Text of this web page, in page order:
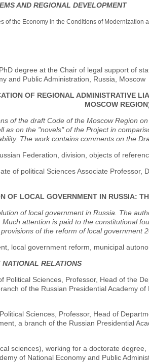
AND REGIONAL DEVELOPMENT
of the Economy in the Conditions of Modernization
degree at the Chair of legal support of
and Public Administration, Russia, Moscow
OF REGIONAL ADMINISTRATIVE
MOSCOW
of the draft Code of the Moscow Region
as on the "novels" of the Project in
The work contains comments on the
Federation, division, objects of
of political Sciences Associate Professor,
OF LOCAL GOVERNMENT IN RUSSIA:
of local government in Russia. The
attention is paid to the constitutional
of the reform of local government
local government reform, municipal
RELATIONS
Political Sciences, Professor, Head of the
of the Russian Presidential Academy
Sciences, Professor, Head of
a branch of the Russian Presidential
sciences), working for a doctorate
of National Economy and Public